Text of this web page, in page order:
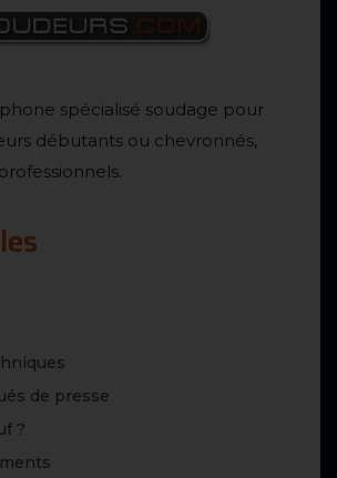
spécialisé soudage pour
débutants ou chevronnés,
de presse
?